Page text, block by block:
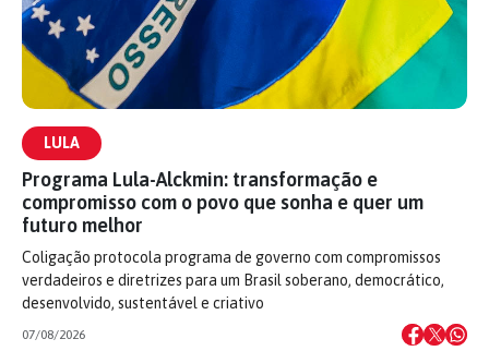
LULA
Programa Lula-Alckmin: transformação e
compromisso com o povo que sonha e quer um
futuro melhor
Coligação protocola programa de governo com compromissos
verdadeiros e diretrizes para um Brasil soberano, democrático,
desenvolvido, sustentável e criativo
07/08/2026